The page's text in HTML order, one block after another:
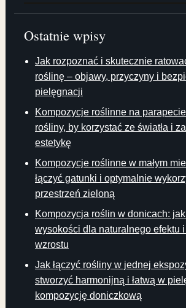
Ostatnie wpisy
Jak rozpoznać i skutecznie
roślinę – objawy, przyczyny i
pielęgnacji
Kompozycje roślinne na
rośliny, by korzystać ze światła i
estetykę
Kompozycje roślinne w małym
łączyć gatunki i optymalnie
przestrzeń zieloną
Kompozycja roślin w donicach: jak
wysokości dla naturalnego efektu
wzrostu
Jak łączyć rośliny w jednej
stworzyć harmonijną i łatwą w
kompozycję doniczkową